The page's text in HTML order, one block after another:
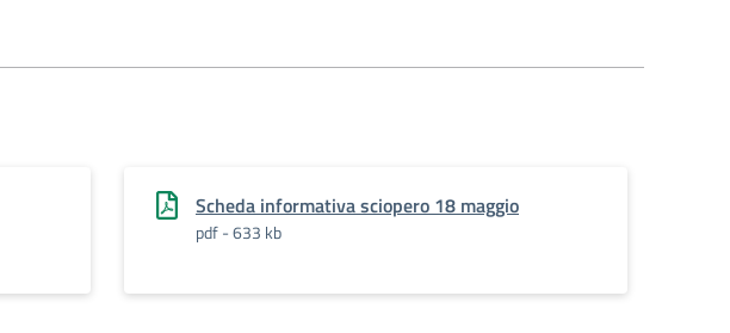
Scheda informativa sciopero 18 maggio
pdf - 633 kb